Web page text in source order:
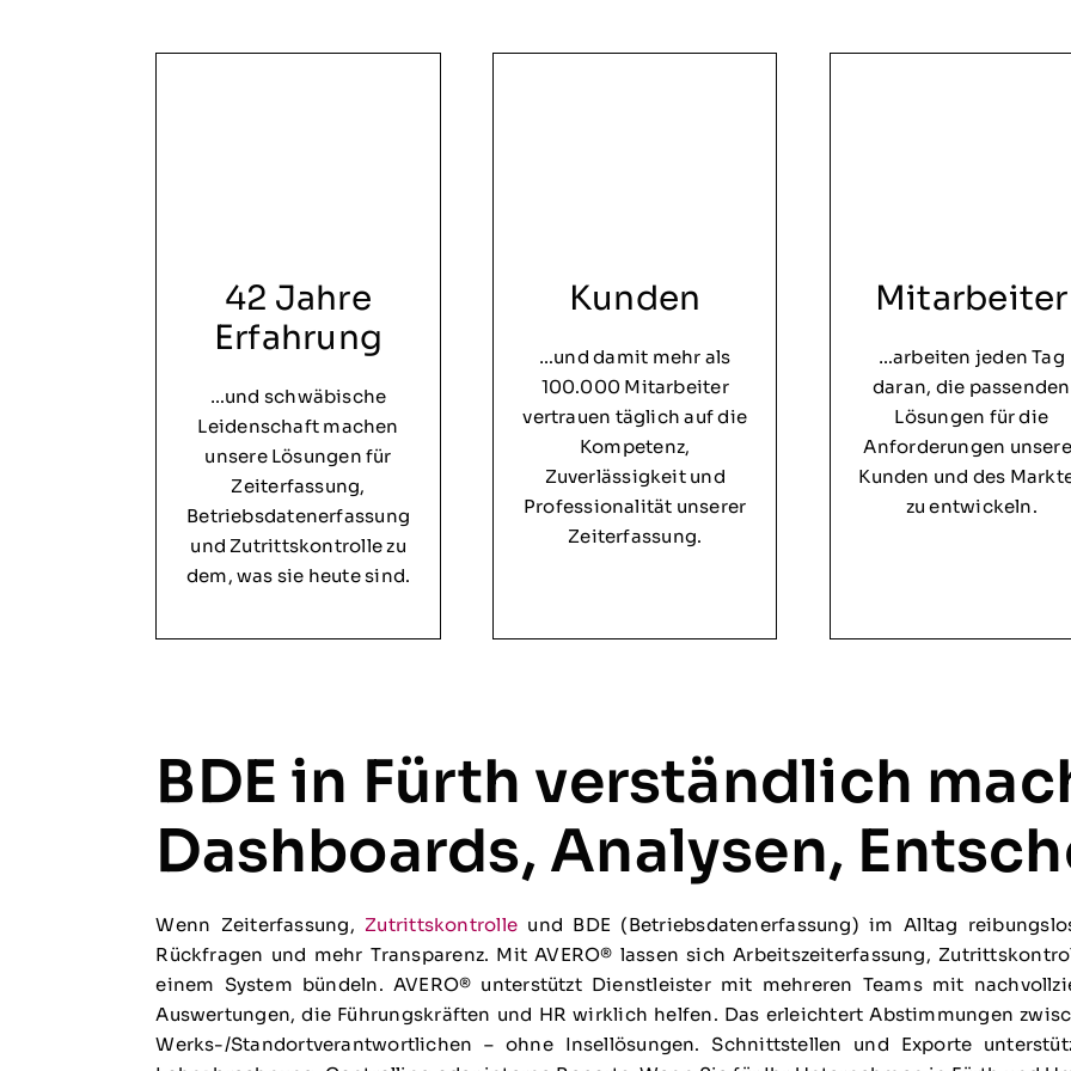
42 Jahre
Erfahrung
…und schwäbische
Leidenschaft machen
unsere Lösungen für
Zeiterfassung,
Betriebsdatenerfassung
und Zutrittskontrolle zu
dem, was sie heute sind.
Kunden
…und damit mehr als
100.000 Mitarbeiter
vertrauen täglich auf die
Kompetenz,
Zuverlässigkeit und
Professionalität unserer
Zeiterfassung.
Mitarbeiter
…arbeiten jeden Tag
daran, die passenden
Lösungen für die
Anforderungen
Kunden und des
zu entwickeln.
BDE in Fürth verständlich
Dashboards, Analysen,
Wenn Zeiterfassung, Zutrittskontrolle und BDE (Betriebsdatenerfassung) im Alltag
Rückfragen und mehr Transparenz. Mit AVERO® lassen sich Arbeitszeiterfassung,
einem System bündeln. AVERO® unterstützt Dienstleister mit mehreren Teams mit
Auswertungen, die Führungskräften und HR wirklich helfen. Das erleichtert Abstimmungen
Werks-/Standortverantwortlichen – ohne Insellösungen. Schnittstellen und Exporte